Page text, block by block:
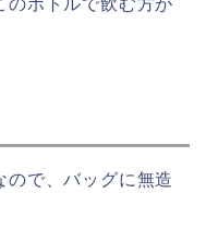
のボトルで飲む方が
ので、バッグに無造